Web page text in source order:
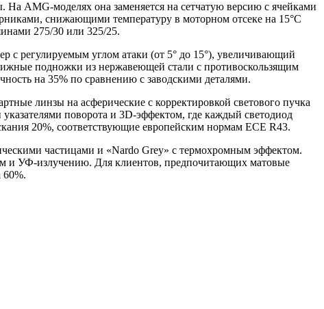
AMG-моделях она заменяется на сетчатую версию с ячейками
снижающими температуру в моторном отсеке на 15°C
275/30 или 325/25.
с регулируемым углом атаки (от 5° до 15°), увеличивающий
подножки из нержавеющей стали с противоскользящим
на 35% по сравнению с заводскими деталями.
линзы на асферические с корректировкой светового пучка
поворота и 3D-эффектом, где каждый светодиод
20%, соответствующие европейским нормам ECE R43.
частицами и «Nardo Grey» с термохромным эффектом.
и УФ-излучению. Для клиентов, предпочитающих матовые
60%.